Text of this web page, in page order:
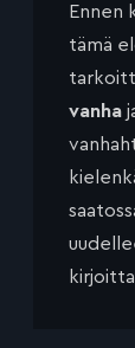
Ennen
tämä
vanha